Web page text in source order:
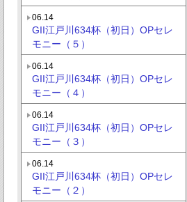
06.14
GII江戸川634杯（初日）OPセレ
モニー（５）
06.14
GII江戸川634杯（初日）OPセレ
モニー（４）
06.14
GII江戸川634杯（初日）OPセレ
モニー（３）
06.14
GII江戸川634杯（初日）OPセレ
モニー（２）